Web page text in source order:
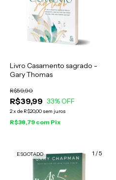
Livro Casamento sagrado -
Gary Thomas
R$39,99
R$59,90
33% OFF
2x de R$20,00 sem juros
R$38,79 com Pix
1 /5
ESGOTADO